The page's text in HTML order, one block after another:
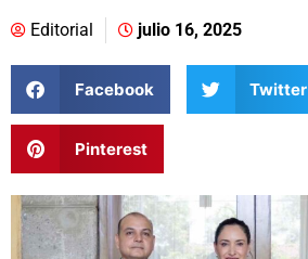
Editorial julio 16, 2025
Facebook Twitter
Pinterest